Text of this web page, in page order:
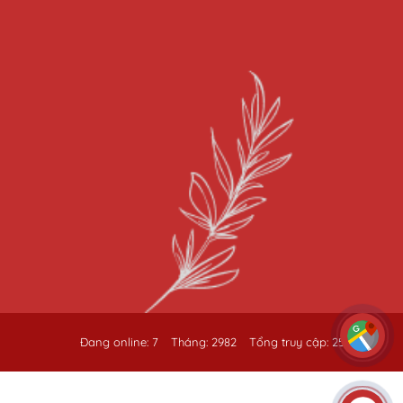
Đang online: 7 Tháng: 2982 Tổng truy cập: 259758